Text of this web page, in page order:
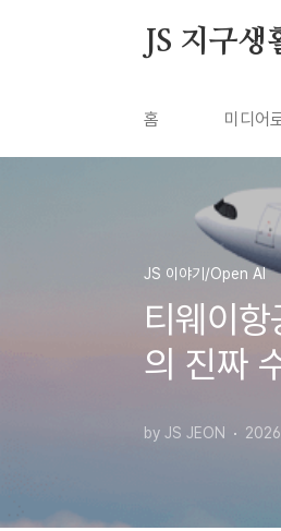
JS 지구
홈 미디어
JS 이야기/Open AI
티웨이
의 진짜
by JS JEON